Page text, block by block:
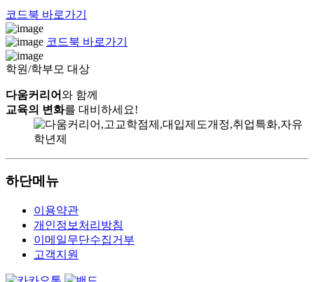
코드북 바로가기
코드북 바로가기
학원/학부모 대상
다움커리어와 함께
교육의 변화를 대비하세요!
하단메뉴
이용약관
개인정보처리방침
이메일무단수집거부
고객지원